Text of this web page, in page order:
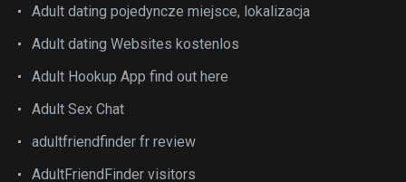
Adult dating pojedyncze miejsce, lokalizacja
Adult dating Websites kostenlos
Adult Hookup App find out here
Adult Sex Chat
adultfriendfinder fr review
AdultFriendFinder visitors